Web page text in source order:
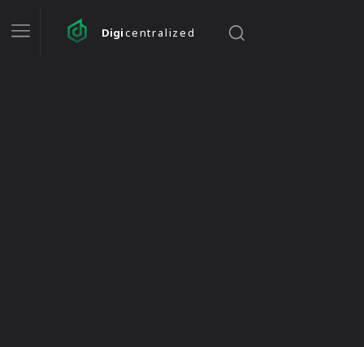
Digicentralized